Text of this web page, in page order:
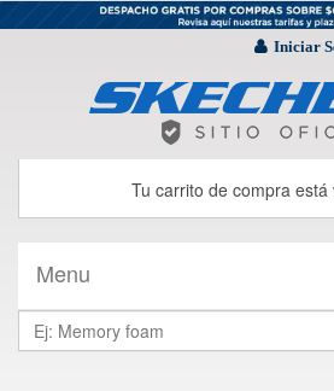
Iniciar
Tu carrito de compra está
Menu